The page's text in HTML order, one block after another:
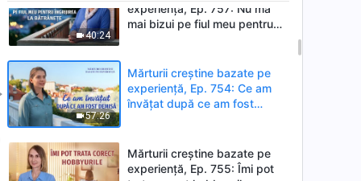
40:24
experiență, Ep. 757: Nu mă
mai bizui pe fiul meu pentru
57:26
Mărturii creștine bazate pe
experiență, Ep. 754: Ce am
învățat după ce am fost
Mărturii creștine bazate pe
experiență, Ep. 755: Îmi pot